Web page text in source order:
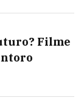
Filme